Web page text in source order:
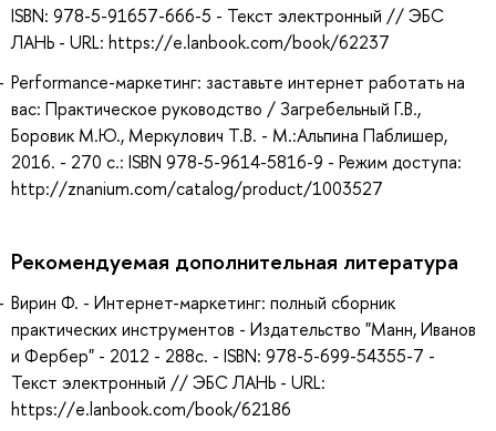
ISBN: 978-5-91657-666-5 - Текст электронный // ЭБС
ЛАНЬ - URL: https://e.lanbook.com/book/62237
Рerformance-маркетинг: заставьте интернет работать на
вас: Практическое руководство / Загребельный Г.В.,
Боровик М.Ю., Меркулович Т.В. - М.:Альпина Паблишер,
2016. - 270 с.: ISBN 978-5-9614-5816-9 - Режим доступа:
http://znanium.com/catalog/product/1003527
Рекомендуемая дополнительная литература
Вирин Ф. - Интернет-маркетинг: полный сборник
практических инструментов - Издательство "Манн, Иванов
и Фербер" - 2012 - 288с. - ISBN: 978-5-699-54355-7 -
Текст электронный // ЭБС ЛАНЬ - URL:
https://e.lanbook.com/book/62186